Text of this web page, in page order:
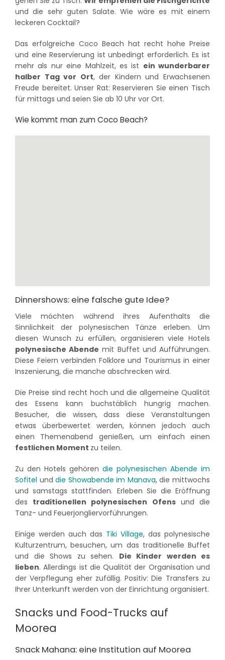
und die sehr guten Salate. Wie wäre es mit einem
leckeren Cocktail?
Das erfolgreiche Coco Beach hat recht hohe Preise
und eine Reservierung ist unbedingt erforderlich. Es ist
mehr als nur eine Mahlzeit, es ist ein wunderbarer
halber Tag vor Ort, der Kindern und Erwachsenen
Freude bereitet. Unser Rat: Reservieren Sie einen Tisch
für mittags und seien Sie ab 10 Uhr vor Ort.
Wie kommt man zum Coco Beach?
Dinnershows: eine falsche gute Idee?
Viele möchten während ihres Aufenthalts die
Sinnlichkeit der polynesischen Tänze erleben. Um
diesen Wunsch zu erfüllen, organisieren viele Hotels
polynesische Abende mit Buffet und Aufführungen.
Diese Feiern verbinden Folklore und Tourismus in einer
Inszenierung, die manche abschrecken wird.
Die Preise sind recht hoch und die allgemeine Qualität
des Essens kann buchstäblich hungrig machen.
Besucher, die wissen, dass diese Veranstaltungen
etwas überbewertet werden, können jedoch auch
einen Themenabend genießen, um einfach einen
festlichen Moment zu teilen.
Zu den Hotels gehören die polynesischen Abende im
Sofitel unddie Showabende im Manava, die mittwochs
und samstags stattfinden. Erleben Sie die Eröffnung
des traditionellen polynesischen Ofensund die
Tanz- und Feuerjongliervorführungen.
Einige werden auch das Tiki Village, das polynesische
Kulturzentrum, besuchen, um das traditionelle Buffet
und die Shows zu sehen. Die Kinder werden es
lieben. Allerdings ist die Qualität der Organisation und
der Verpflegung eher zufällig. Positiv: Die Transfers zu
Ihrer Unterkunft werden von der Einrichtung organisiert.
Snacks und Food-Trucks auf
Moorea
Snack Mahana: eine Institution auf Moorea